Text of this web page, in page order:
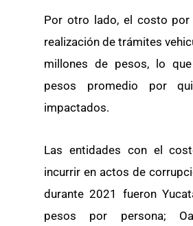
Por otro lado, el costo
realización de trámites
millones de pesos, lo
pesos promedio por
impactados.
Las entidades con el
incurrir en actos de
durante 2021 fueron
pesos por persona;